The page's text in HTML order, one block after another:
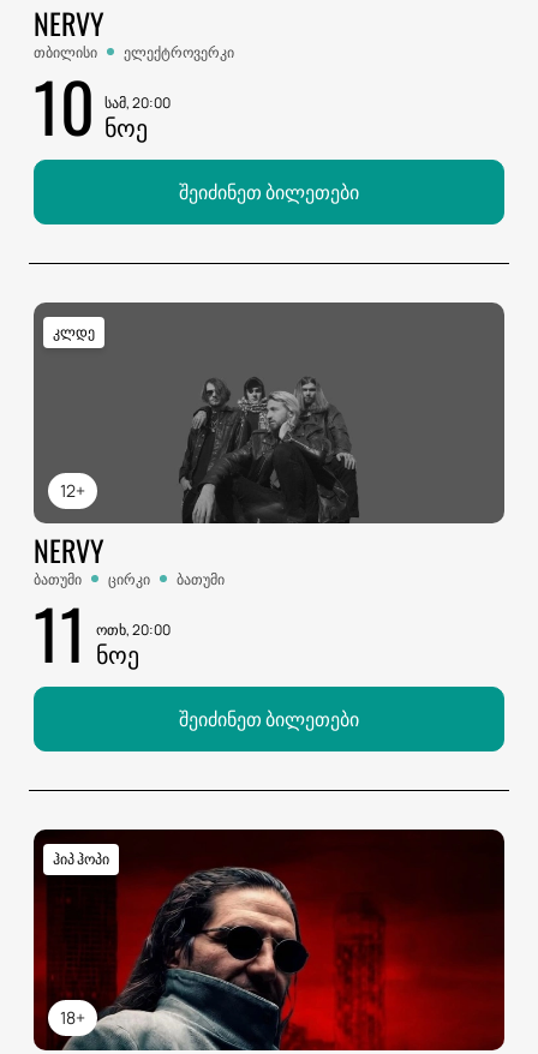
NERVY
თბილისი ელექტროვერკი
10 სამ, 20:00
ᲜᲝᲔ
შეიძინეთ ბილეთები
12+
კლდე
NERVY
ბათუმი ცირკი ბათუმი
11 ოთხ, 20:00
ᲜᲝᲔ
შეიძინეთ ბილეთები
18+
ჰიპ ჰოპი